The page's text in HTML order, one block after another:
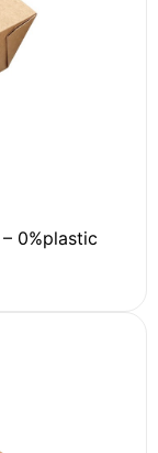
0%plastic